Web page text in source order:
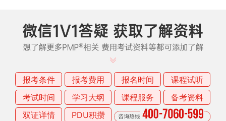
报考条件 报考费用 报名时间
课程试听
考试时间
学习大纲 课程服务
备考资料
双证详情
PDU积攒